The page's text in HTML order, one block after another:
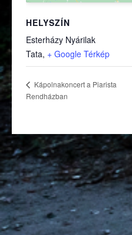
HELYSZÍN
Esterházy Nyárilak
Tata, + Google Térkép(külső
Kápolnakoncert a Piarista
Rendházban